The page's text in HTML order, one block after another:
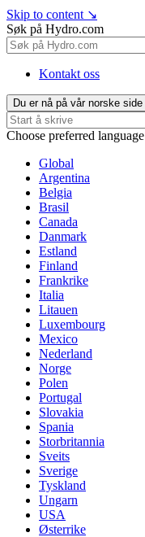
Skip to content ↘
Søk på Hydro.com
Kontakt oss
Du er nå på vår norske side
Choose preferred language
Global
Argentina
Belgia
Brasil
Canada
Danmark
Estland
Finland
Frankrike
Italia
Litauen
Luxembourg
Mexico
Nederland
Norge
Polen
Portugal
Slovakia
Spania
Storbritannia
Sveits
Sverige
Tyskland
Ungarn
USA
Østerrike